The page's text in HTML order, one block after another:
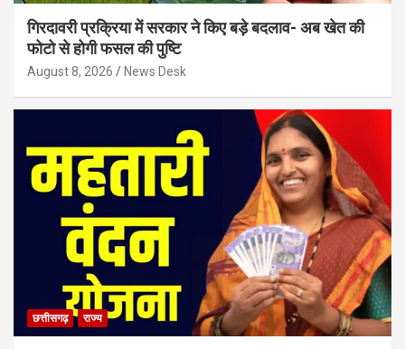
गिरदावरी प्रक्रिया में सरकार ने किए बड़े बदलाव- अब खेत की
फोटो से होगी फसल की पुष्टि
August 8, 2026 News Desk
छत्तीसगढ़ राज्य